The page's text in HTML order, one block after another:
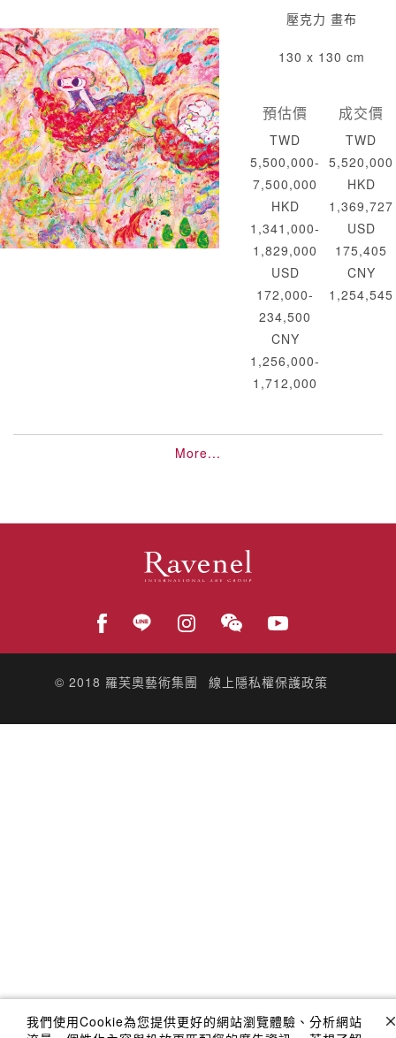
壓克力 畫布
130 x 130 cm
預估價
TWD
5,500,000-
7,500,000
HKD
1,341,000-
1,829,000
USD
172,000-
234,500
CNY
1,256,000-
1,712,000
成交價
TWD
5,520,000
HKD
1,369,727
USD
175,405
CNY
1,254,545
More...
© 2018 羅芙奧藝術集團 線上隱私權保護政策
我們使用Cookie為您提供更好的網站瀏覽體驗、分析網站